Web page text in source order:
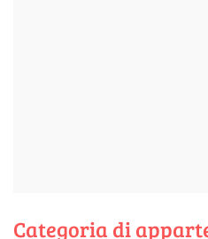
Categoria di